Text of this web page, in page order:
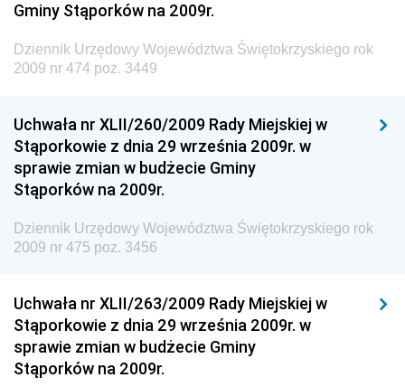
Społecznej
Dziennik Urzędowy Ministra Transportu, Budownictwa
i Gospodarki Morskiej
Dziennik Urzędowy Ministra Spraw Zagranicznych
Dziennik Urzędowy Centralnego Biura
Antykorupcyjnego
Wewnętrznego
Dziennik Urzędowy Urzędu Patentowego
Dziennik Urzędowy Generalnej Dyrekcji Dróg
Krajowych i Autostrad
Dziennik Urzędowy Ministra Środowiska
Gminy Stąporków na 2009r.
Dziennik Urzędowy Województwa Świętokrzyskiego rok
2009 nr 474 poz. 3449
Uchwała nr XLII/260/2009 Rady Miejskiej w
Stąporkowie z dnia 29 września 2009r. w
sprawie zmian w budżecie Gminy
Stąporków na 2009r.
Dziennik Urzędowy Województwa Świętokrzyskiego rok
2009 nr 475 poz. 3456
Uchwała nr XLII/263/2009 Rady Miejskiej w
Stąporkowie z dnia 29 września 2009r. w
sprawie zmian w budżecie Gminy
Stąporków na 2009r.